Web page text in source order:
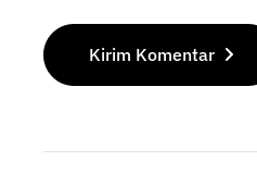
Kirim Komentar